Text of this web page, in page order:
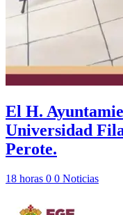
El H.
Universidad
Perote.
18 horas 0 0 Noticias